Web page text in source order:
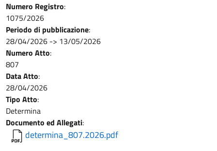
Numero Registro:
1075/2026
Periodo di pubblicazione:
28/04/2026 -> 13/05/2026
Numero Atto:
807
Data Atto:
28/04/2026
Tipo Atto:
Determina
Documento ed Allegati:
determina_807.2026.pdf